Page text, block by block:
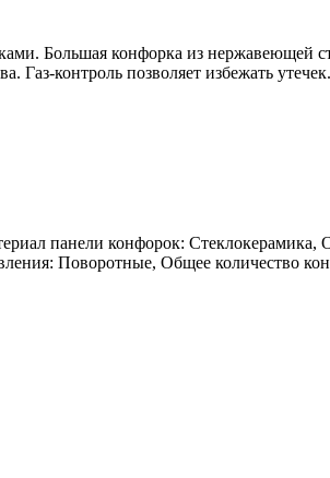
Большая конфорка из нержавеющей
Газ-контроль позволяет избежать
панели конфорок: Стеклокерамика,
Поворотные, Общее количество